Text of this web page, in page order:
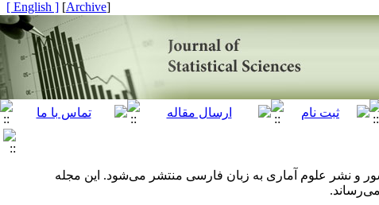
[
Archive
]
[ English ]
و نشر علوم آماری به زبان فارسی منتشر می‌شود. این مجله